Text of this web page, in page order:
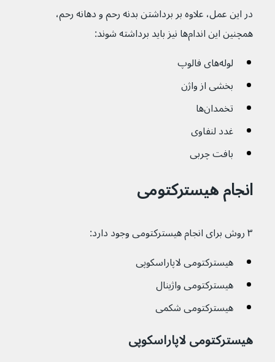
در این عمل، علاوه بر برداشتن بدنه رحم و دهانه رحم،
همچنین این اندام‌ها نیز باید برداشته شوند:
لوله‌های فالوپ
بخشی از واژن
تخمدان‌ها
غدد لنفاوی
بافت چربی
انجام هیسترکتومی
۳ روش برای انجام هیسترکتومی وجود دارد:
هیسترکتومی لاپاراسکوپی
هیسترکتومی واژینال
هیسترکتومی شکمی
هیسترکتومی لاپاراسکوپی